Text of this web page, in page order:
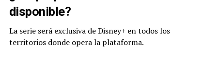
disponible?
La serie será exclusiva de Disney+ en todos los
territorios donde opera la plataforma.